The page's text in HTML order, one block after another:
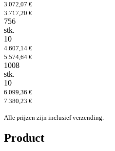
3.072,07 €
3.717,20 €
756
stk.
10
4.607,14 €
5.574,64 €
1008
stk.
10
6.099,36 €
7.380,23 €
Alle prijzen zijn inclusief verzending.
Product